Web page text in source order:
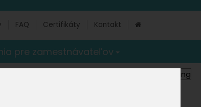
FAQ Certifikáty Kontakt
pre zamestnávateľov